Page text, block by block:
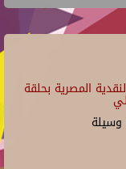
المصرية بحلقة
وسيلة